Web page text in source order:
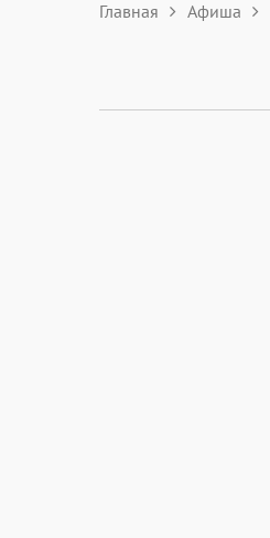
Главная Афиша